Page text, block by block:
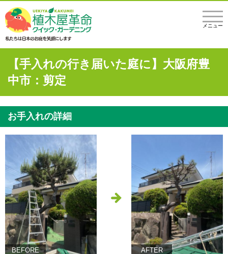
メニュー
【手入れの行き届いた庭に】大阪府豊
中市：剪定
お手入れの詳細
BEFORE AFTER